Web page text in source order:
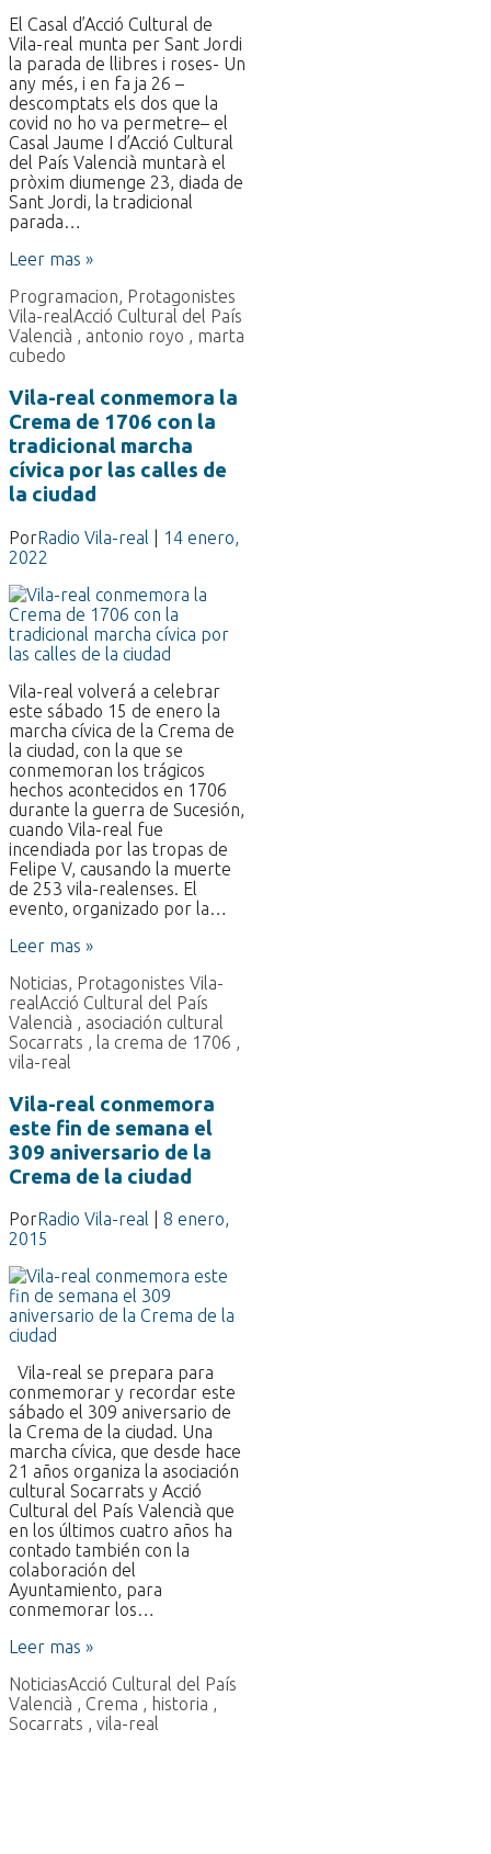
El Casal d’Acció Cultural de
Vila-real munta per Sant Jordi
la parada de llibres i roses- Un
any més, i en fa ja 26 –
descomptats els dos que la
covid no ho va permetre– el
Casal Jaume I d’Acció Cultural
del País Valencià muntarà el
pròxim diumenge 23, diada de
Sant Jordi, la tradicional
parada…
Leer mas »
Programacion, Protagonistes
Vila-realAcció Cultural del País
Valencià , antonio royo , marta
cubedo
Vila-real conmemora la
Crema de 1706 con la
tradicional marcha
cívica por las calles de
la ciudad
PorRadio Vila-real
14 enero,
2022
Vila-real volverá a celebrar
este sábado 15 de enero la
marcha cívica de la Crema de
la ciudad, con la que se
conmemoran los trágicos
hechos acontecidos en 1706
durante la guerra de Sucesión,
cuando Vila-real fue
incendiada por las tropas de
Felipe V, causando la muerte
de 253 vila-realenses. El
evento, organizado por la…
Leer mas »
Noticias, Protagonistes Vila-
realAcció Cultural del País
Valencià , asociación cultural
Socarrats , la crema de 1706 ,
vila-real
Vila-real conmemora
este fin de semana el
309 aniversario de la
Crema de la ciudad
PorRadio Vila-real
8 enero,
2015
Vila-real se prepara para
conmemorar y recordar este
sábado el 309 aniversario de
la Crema de la ciudad. Una
marcha cívica, que desde hace
21 años organiza la asociación
cultural Socarrats y Acció
Cultural del País Valencià que
en los últimos cuatro años ha
contado también con la
colaboración del
Ayuntamiento, para
conmemorar los…
Leer mas »
NoticiasAcció Cultural del País
Valencià , Crema , historia ,
Socarrats , vila-real